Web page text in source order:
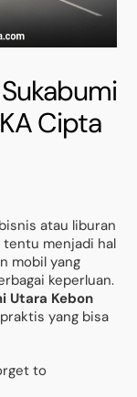
Cipta
atau liburan
tentu menjadi hal
mobil yang
keperluan.
Utara Kebon
yang bisa
to